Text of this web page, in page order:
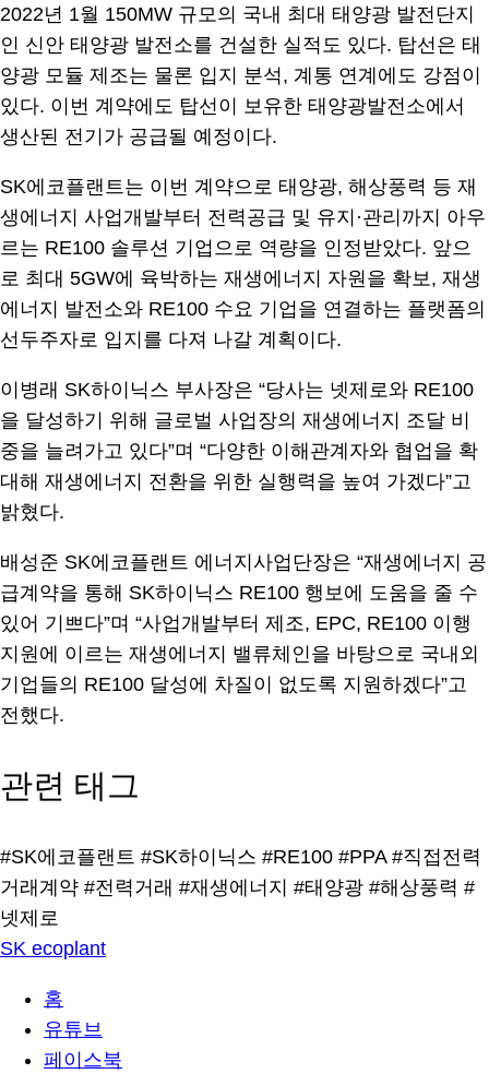
2022년 1월 150MW 규모의 국내 최대 태양광 발전단지
인 신안 태양광 발전소를 건설한 실적도 있다. 탑선은 태
양광 모듈 제조는 물론 입지 분석, 계통 연계에도 강점이
있다. 이번 계약에도 탑선이 보유한 태양광발전소에서
생산된 전기가 공급될 예정이다.
SK에코플랜트는 이번 계약으로 태양광, 해상풍력 등 재
생에너지 사업개발부터 전력공급 및 유지·관리까지 아우
르는 RE100 솔루션 기업으로 역량을 인정받았다. 앞으
로 최대 5GW에 육박하는 재생에너지 자원을 확보, 재생
에너지 발전소와 RE100 수요 기업을 연결하는 플랫폼의
선두주자로 입지를 다져 나갈 계획이다.
이병래 SK하이닉스 부사장은 “당사는 넷제로와 RE100
을 달성하기 위해 글로벌 사업장의 재생에너지 조달 비
중을 늘려가고 있다”며 “다양한 이해관계자와 협업을 확
대해 재생에너지 전환을 위한 실행력을 높여 가겠다”고
밝혔다.
배성준 SK에코플랜트 에너지사업단장은 “재생에너지 공
급계약을 통해 SK하이닉스 RE100 행보에 도움을 줄 수
있어 기쁘다”며 “사업개발부터 제조, EPC, RE100 이행
지원에 이르는 재생에너지 밸류체인을 바탕으로 국내외
기업들의 RE100 달성에 차질이 없도록 지원하겠다”고
전했다.
관련 태그
#SK에코플랜트 #SK하이닉스 #RE100 #PPA #직접전력
거래계약 #전력거래 #재생에너지 #태양광 #해상풍력 #
넷제로
SK ecoplant
홈
유튜브
페이스북